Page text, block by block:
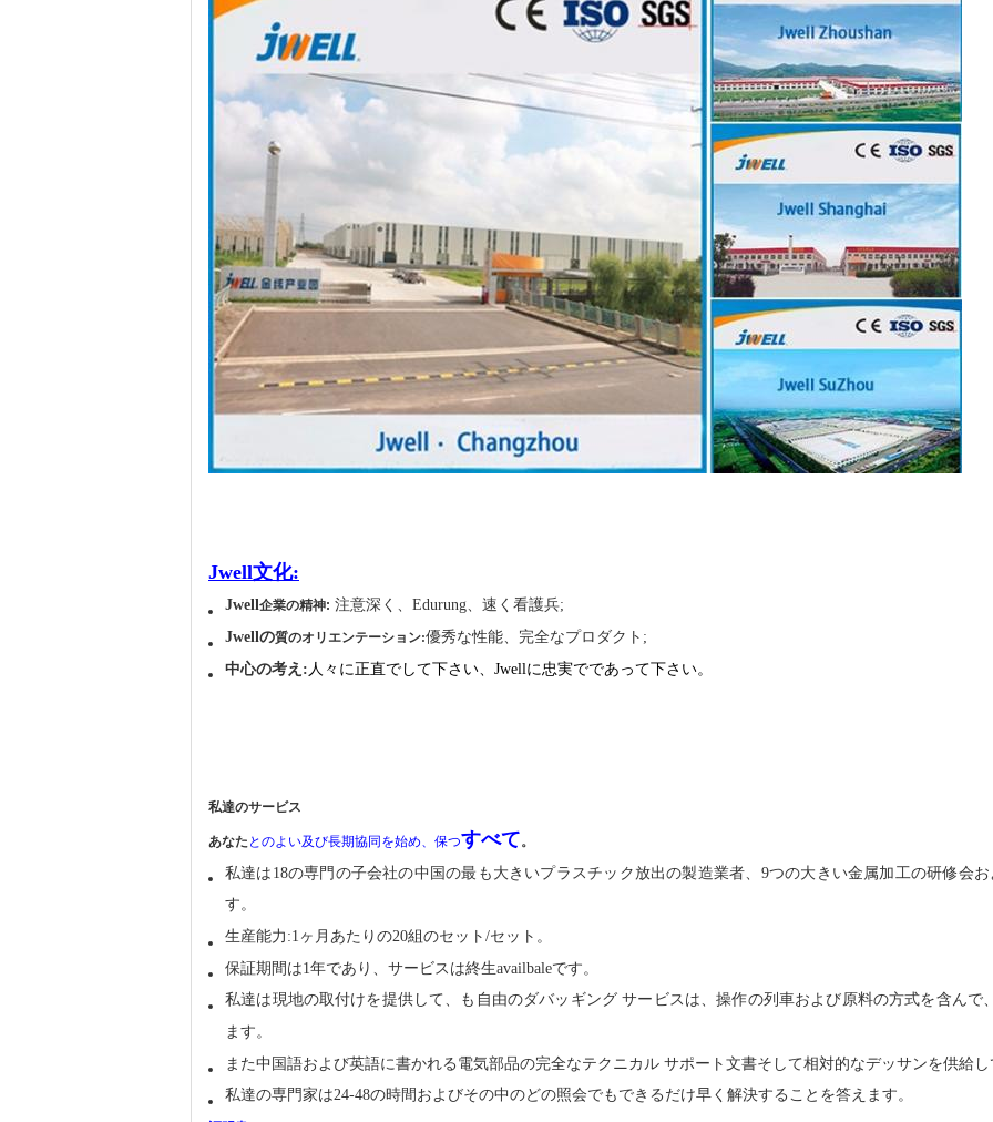
Jwell文化:
Jwell企業の精神: 注意深く、Edurung、速く看護兵;
Jwellの質のオリエンテーション:優秀な性能、完全なプロダクト;
中心の考え: 人々に正直でして下さい、Jwellに忠実でであって下さい。
私達のサービス
あなた とのよい及び長期協同を始め、保つすべて。
私達は18の専門の子会社の中国の最も大きいプラスチック放出の製造業者、9つの大きい金属加工の研修会
す。
生産能力:1ヶ月あたりの20組のセット/セット。
保証期間は1年であり、サービスは終生availbaleです。
私達は現地の取付けを提供して、も自由のダバッギング サービスは、操作の列車および原料の方式を含んで
ます。
また中国語および英語に書かれる電気部品の完全なテクニカル サポート文書そして相対的なデッサンを供給し
私達の専門家は24-48の時間およびその中のどの照会でもできるだけ早く解決することを答えます。